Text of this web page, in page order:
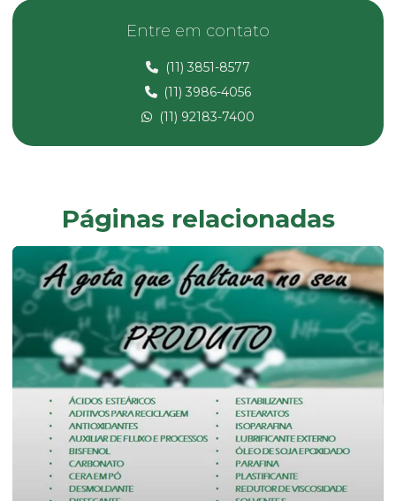
Calcita em pó
Carbonato de cálcio micronizado
Carbonato de magnésio
Composto de pvc rígido
Desmoldante líquido
Dessecante comprar
Dessecante preço
Dibp
Dinp
Empresa de composto de pvc
Empresa de fabricação de aditivos de uso industrial
Endurecedor líquido
Entre em contato
(11) 3851-8577
(11) 3986-4056
(11) 92183-7400
Páginas relacionadas